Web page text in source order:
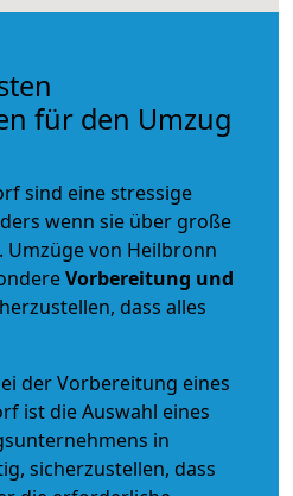
für den Umzug
sind eine stressige
wenn sie über große
von Heilbronn
Vorbereitung und
dass alles
der Vorbereitung eines
ist die Auswahl eines
in
sicherzustellen, dass